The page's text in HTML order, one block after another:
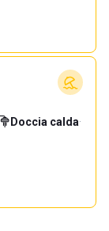
Doccia calda·